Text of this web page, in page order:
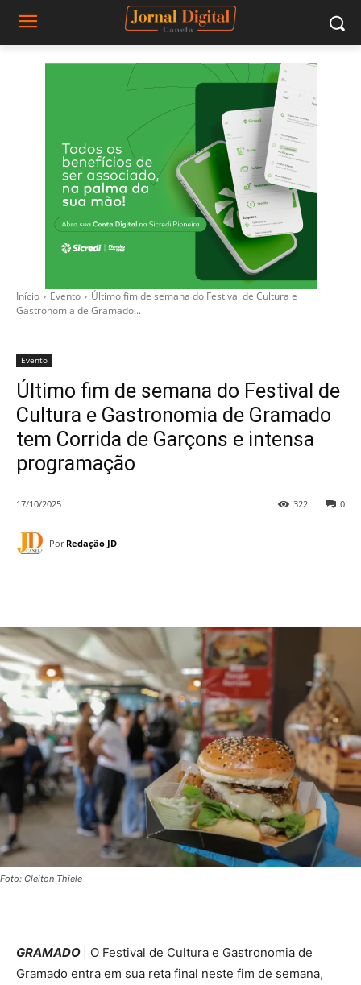
Início Evento
Último fim de semana do Festival de Cultura e
Gastronomia de Gramado...
Evento
Último fim de semana do Festival de
Cultura e Gastronomia de Gramado
tem Corrida de Garçons e intensa
programação
17/10/2025 0
322
Por Redação JD
Foto: Cleiton Thiele
GRAMADO
| O Festival de Cultura e Gastronomia de
Gramado entra em sua reta final neste fim de semana,